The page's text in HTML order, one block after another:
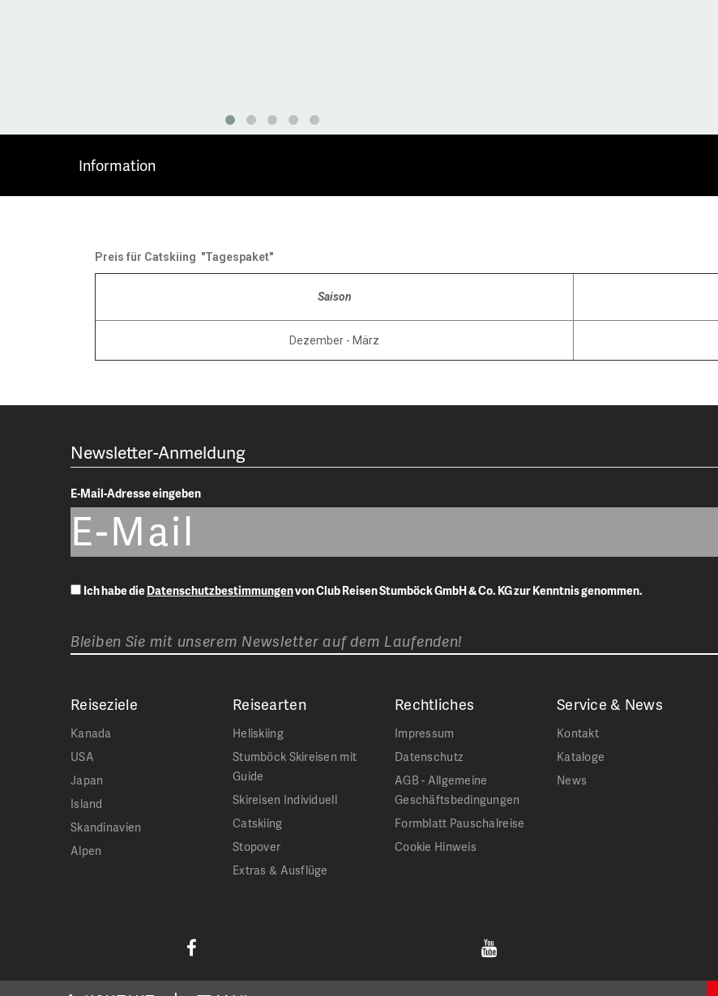
Information
Preis für Catskiing "Tagespaket"
Saison
Dezember - März
Newsletter-Anmeldung
E-Mail-Adresse eingeben
Ich habe dieDatenschutzbestimmungenvon Club Reisen Stumböck GmbH & Co. KG zur Kenntnis genommen.
Bleiben Sie mit unserem Newsletter auf dem Laufenden!
Reiseziele
Kanada
USA
Japan
Island
Skandinavien
Alpen
Reisearten
Heliskiing
Stumböck Skireisen mit
Guide
Skireisen Individuell
Catskiing
Stopover
Extras & Ausflüge
Rechtliches
Impressum
Datenschutz
AGB - Allgemeine
Geschäftsbedingungen
Formblatt Pauschalreise
Cookie Hinweis
Service & News
Kontakt
Kataloge
News
Jetzt
Stumböck
Jetzt
Stumböck